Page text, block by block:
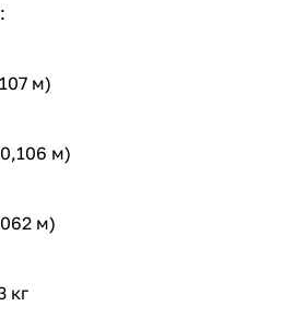
:
м)
м)
м)
кг